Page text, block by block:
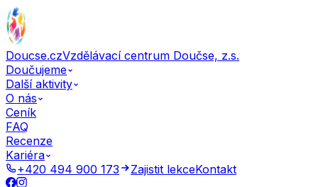
Doucse.czVzdělávací centrum Doučse, z.s.
Doučujeme
Další aktivity
O nás
Ceník
FAQ
Recenze
Kariéra
+420 494 900 173
Zajistit lekceKontakt